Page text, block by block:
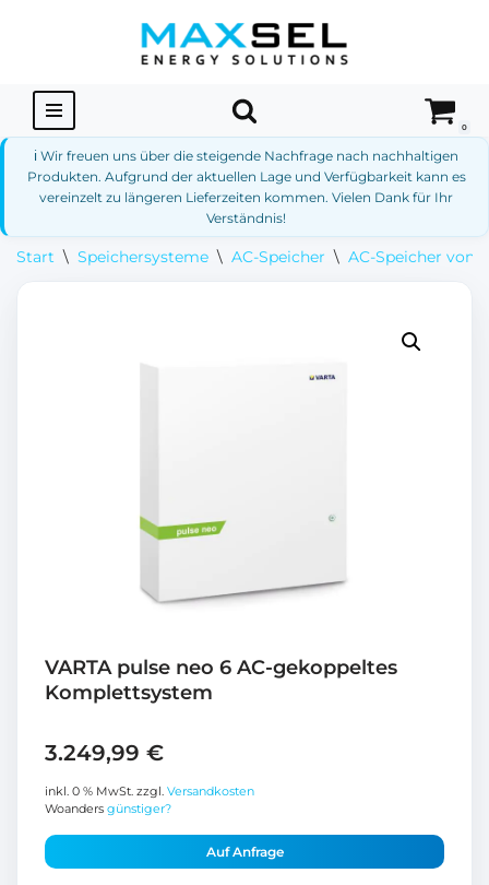
springen
0
ℹ️ Wir freuen uns über die steigende Nachfrage nach nachhaltigen
Produkten. Aufgrund der aktuellen Lage und Verfügbarkeit kann es
vereinzelt zu längeren Lieferzeiten kommen. Vielen Dank für Ihr
Verständnis!
Start \ Speichersysteme \ AC-Speicher \ AC-Speicher von
VARTA pulse neo 6 AC-gekoppeltes
Komplettsystem
3.249,99 €
inkl. 0 % MwSt. zzgl. Versandkosten
Woanders günstiger?
Auf Anfrage